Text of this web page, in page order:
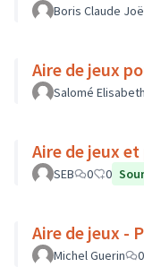
Boris Claude
Aire de jeux
Salomé Elisabeth
Aire de jeux
SEB 0 0
Aire de jeux -
Michel Guerin 0